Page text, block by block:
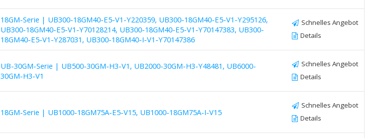
18GM-Serie | UB300-18GM40-E5-V1-Y220359, UB300-18GM40-E5-V1-Y295126,
UB300-18GM40-E5-V1-Y70128214, UB300-18GM40-E5-V1-Y70147383, UB300-
18GM40-E5-V1-Y287031, UB300-18GM40-I-V1-Y70147386
Schnelles Angebot
Details
UB-30GM-Serie | UB500-30GM-H3-V1, UB2000-30GM-H3-Y48481, UB6000-
30GM-H3-V1
Schnelles Angebot
Details
18GM-Serie | UB1000-18GM75A-E5-V15, UB1000-18GM75A-I-V15
Schnelles Angebot
Details